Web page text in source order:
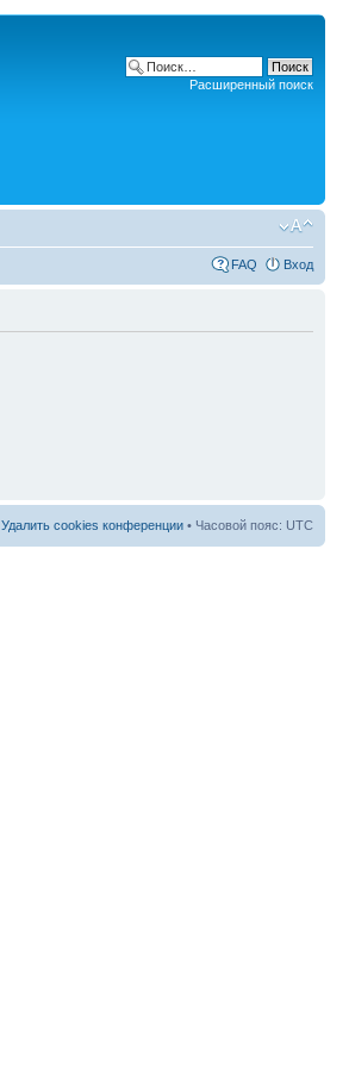
Расширенный поиск
FAQ Вход
Удалить cookies конференции • Часовой пояс: UTC